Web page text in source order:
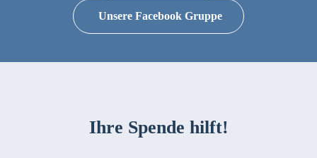
Unsere Facebook Gruppe
Ihre Spende hilft!